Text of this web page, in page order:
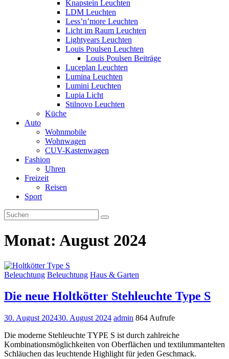
Knapstein Leuchten
LDM Leuchten
Less’n’more Leuchten
Licht im Raum Leuchten
Lightyears Leuchten
Louis Poulsen Leuchten
Louis Poulsen Beiträge
Luceplan Leuchten
Lumina Leuchten
Lumini Leuchten
Lupia Licht
Stilnovo Leuchten
Küche
Auto
Wohnmobile
Wohnwagen
CUV-Kastenwagen
Fashion
Uhren
Freizeit
Reisen
Sport
Monat: August 2024
Beleuchtung Beleuchtung Haus & Garten
Die neue Holtkötter Stehleuchte Type S
30. August 202430. August 2024 admin 864 Aufrufe
Die moderne Stehleuchte TYPE S ist durch zahlreiche
Kombinationsmöglichkeiten von Oberflächen und textilummantelten
Schläuchen das leuchtende Highlight für jeden Geschmack.